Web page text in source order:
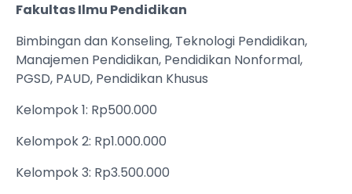
Fakultas Ilmu Pendidikan
Bimbingan dan Konseling, Teknologi Pendidikan,
Manajemen Pendidikan, Pendidikan Nonformal,
PGSD, PAUD, Pendidikan Khusus
Kelompok 1: Rp500.000
Kelompok 2: Rp1.000.000
Kelompok 3: Rp3.500.000